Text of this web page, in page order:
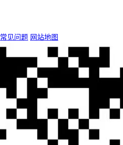
常见问题 网站地图